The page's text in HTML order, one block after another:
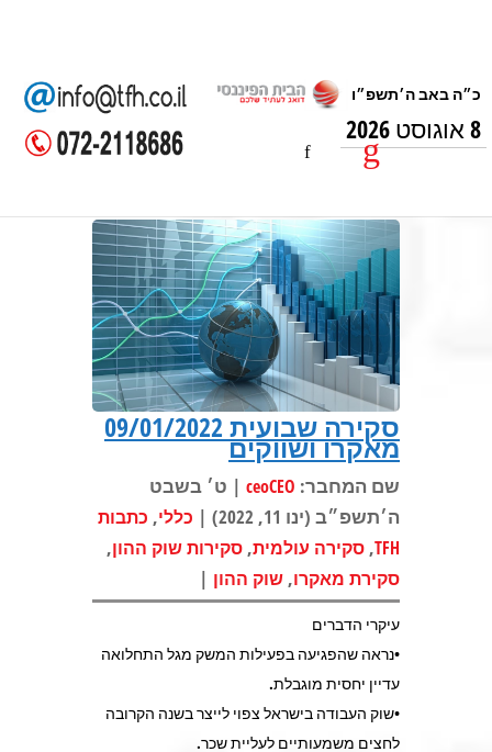
8 אוגוסט 2026
סקירה שבועית 09/01/2022
מאקרו ושווקים
שם המחבר: ceoCEO | ט׳ בשבט
ה׳תשפ״ב (ינו 11, 2022) |
כללי, כתבות
TFH
, סקירה עולמית, סקירות שוק ההון,
סקירת מאקרו, שוק ההון |
עיקרי הדברים
•נראה שהפגיעה בפעילות המשק מגל התחלואה
עדיין יחסית מוגבלת.
•שוק העבודה בישראל צפוי לייצר בשנה הקרובה
לחצים משמעותיים לעליית שכר.